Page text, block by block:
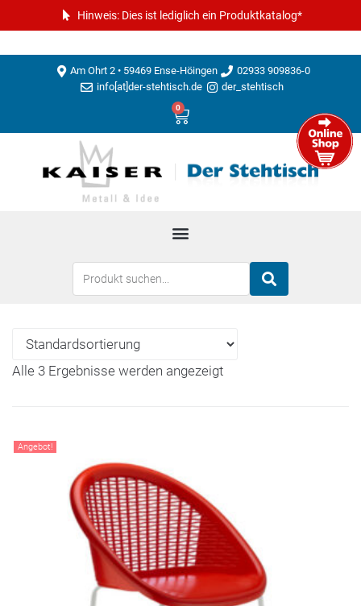
Hinweis: Dies ist lediglich ein Produktkatalog*
Am Ohrt 2 • 59469 Ense-Höingen
02933 909836-0
info[at]der-stehtisch.de
der_stehtisch
0
Alle 3 Ergebnisse werden angezeigt
Angebot!